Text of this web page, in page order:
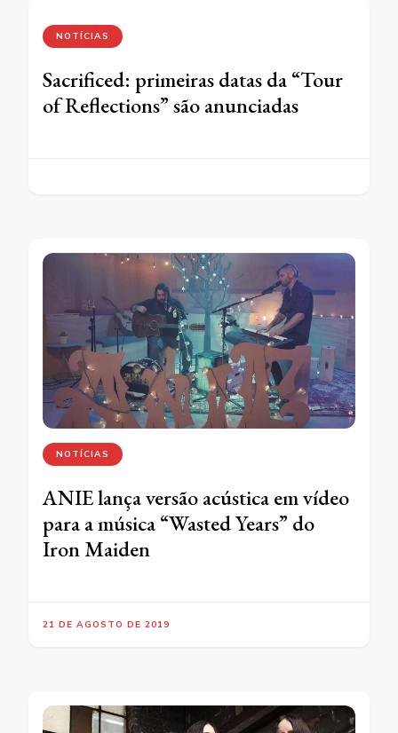
NOTÍCIAS
Sacrificed: primeiras datas da “Tour
of Reflections” são anunciadas
NOTÍCIAS
ANIE lança versão acústica em vídeo
para a música “Wasted Years” do
Iron Maiden
21 DE AGOSTO DE 2019